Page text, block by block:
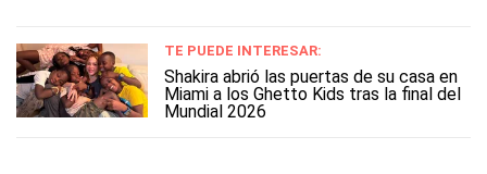
TE PUEDE INTERESAR:
Shakira abrió las puertas de su casa en
Miami a los Ghetto Kids tras la final del
Mundial 2026